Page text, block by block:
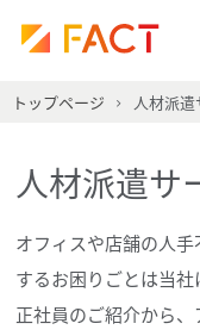
トップページ 人材派
人材派遣サ
オフィスや店舗の人
するお困りごとは当社
正社員のご紹介から